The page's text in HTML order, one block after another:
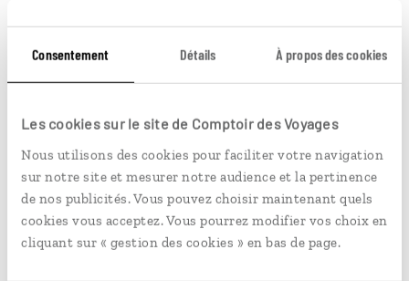
Consentement Détails À propos des cookies
Les cookies sur le site de Comptoir des Voyages
Nous utilisons des cookies pour faciliter votre navigation
sur notre site et mesurer notre audience et la pertinence
de nos publicités. Vous pouvez choisir maintenant quels
cookies vous acceptez. Vous pourrez modifier vos choix en
cliquant sur « gestion des cookies » en bas de page.